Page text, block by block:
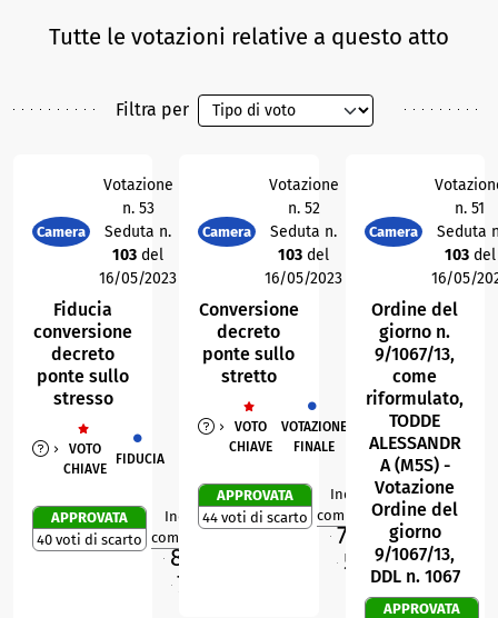
Tutte le votazioni relative a questo atto
Filtra per
Camera
Votazione
n. 53
Seduta n.
103 del
16/05/2023
Fiducia
conversione
decreto
ponte sullo
stresso
VOTO
CHIAVE
FIDUCIA
APPROVATA
40 voti di scarto
Indice di
compattezza
86,9
76,5
0
Camera
Votazione
n. 52
Seduta n.
103 del
16/05/2023
Conversione
decreto
ponte sullo
stretto
VOTO
CHIAVE
VOTAZIONE
FINALE
APPROVATA
44 voti di scarto
Indice di
compattezza
72,6
57,4%
0
Camera
n. 51
Seduta
103del
16/05/
Ordine del
giorno n.
9/1067/13,
come
riformulato,
TODDE
ALESSANDR
A (M5S) -
Votazione
Ordine del
giorno
9/1067/13,
DDL n. 1067
APPROVATA